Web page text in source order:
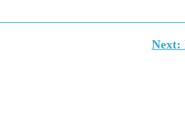
Next: